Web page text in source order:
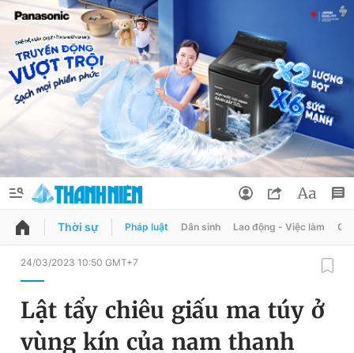
QUẢNG CÁO
Chuyên mục
Đổi mật khẩu
Thời sự Pháp luật Dân sinh Lao động - Việc làm
24/03/2023 10:50 GMT+7
Lật tẩy chiêu giấu ma túy ở
vùng kín của nam thanh